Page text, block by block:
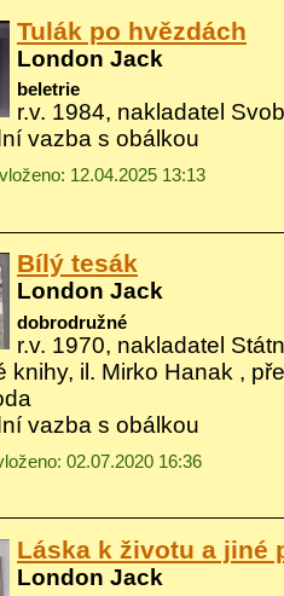
Tulák po hvězdách
London Jack
beletrie
r.v. 1984, nakladatel
vazba s obálkou
12.04.2025 13:13
Bílý tesák
London Jack
dobrodružné
r.v. 1970, nakladatel
knihy, il. Mirko Hanak ,
vazba s obálkou
02.07.2020 16:36
Láska k životu a jiné
London Jack